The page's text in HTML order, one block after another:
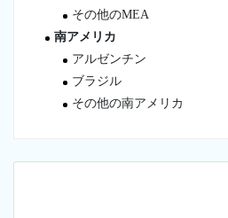
その他のMEA
南アメリカ
アルゼンチン
ブラジル
その他の南アメリカ